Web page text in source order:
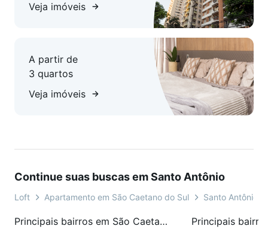
Veja imóveis
A partir de
3 quartos
Veja imóveis
Continue suas buscas em Santo Antônio
Loft Apartamento em São Caetano do Sul Santo Antônio
Principais bairros em São Caetano do Sul, SP